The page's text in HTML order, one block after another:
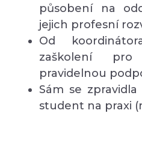
působení na
jejich profesní
Od
zaškolení
pravidelnou
Sám se
student na praxi